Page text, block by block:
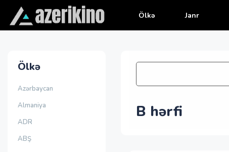
Ölkə Janr
Ölkə
Azərbaycan
Almaniya
ADR
ABŞ
B hərfi